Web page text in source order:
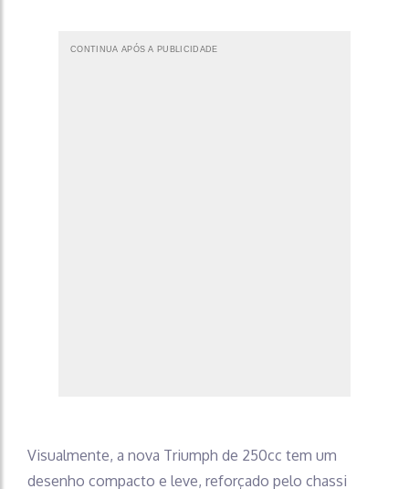
CONTINUA APÓS A PUBLICIDADE
Visualmente, a nova Triumph de 250cc tem um
desenho compacto e leve, reforçado pelo chassi